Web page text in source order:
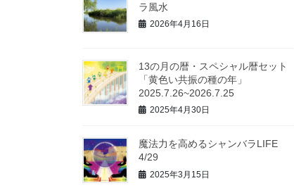
ラ風水
2026年4月16日
13の月の暦・スペシャル暦セット
「黄色い共振の種の年」
2025.7.26~2026.7.25
2025年4月30日
魔法力を高めるシャンバラLIFE
4/29
2025年3月15日